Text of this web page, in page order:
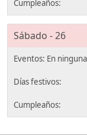
Sábado - 26